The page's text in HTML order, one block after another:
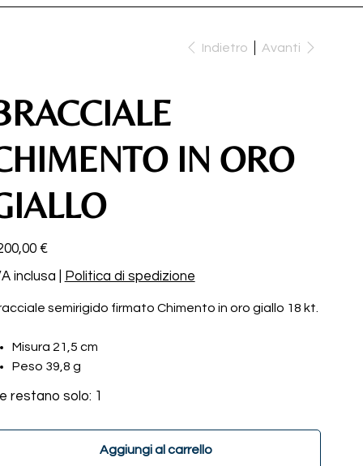
Indietro Avanti
IN ORO
€
inclusa
Politica di spedizione
semirigido firmato Chimento in oro giallo 18 kt.
Misura 21,5 cm
Peso 39,8 g
restano solo: 1
Aggiungi al carrello